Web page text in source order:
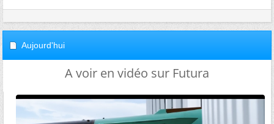
Aujourd'hui
A voir en vidéo sur Futura